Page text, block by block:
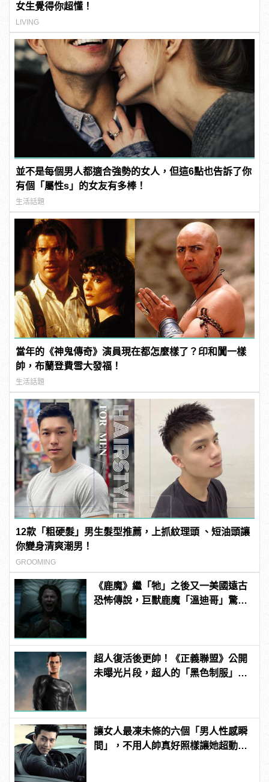
女生覺得你超懂！
LIVING
並不是每個男人都適合強勢的女人，但這6點也告訴了你
有個「屬性s」的女友有多棒！
生活話題
當年的《神鬼傳奇》演員現在都怎麼樣了？印和闐一樣
帥，布蘭登費雪大發福！
生活話題
12款「粗硬髮」男生髮型推薦，上抓紋理頭 、短油頭讓
你變身清爽潮男！
GROOMING
《鹿魔》繼「牠」之後又一美國遠古
恐怖傳說，巨獸鹿魔「溫迪哥」驚嚇
超人復活後更帥！《正義聯盟》公開
未曝光片段，超人的「黑色制服」首
讓女人最凍未條的六個「男人性感瞬
間」，不用人帥真好照樣讓她超動